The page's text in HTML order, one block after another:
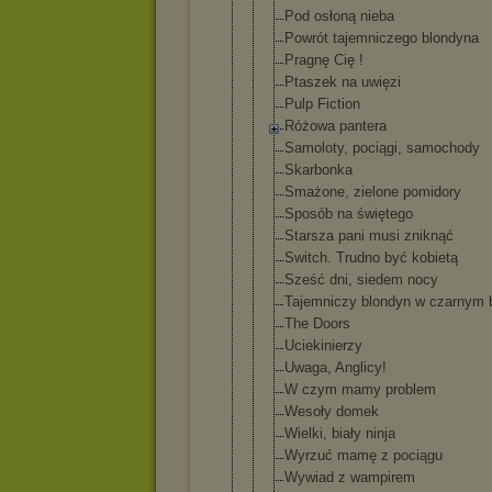
Pod osłoną nieba
Powrót tajemniczego blondyna
Pragnę Cię !
Ptaszek na uwięzi
Pulp Fiction
Różowa pantera
Samoloty, pociągi, samochody
Skarbonka
Smażone, zielone pomidory
Sposób na świętego
Starsza pani musi zniknąć
Switch. Trudno być kobietą
Sześć dni, siedem nocy
Tajemniczy blondyn w czarnym
The Doors
Uciekinierzy
Uwaga, Anglicy!
W czym mamy problem
Wesoły domek
Wielki, biały ninja
Wyrzuć mamę z pociągu
Wywiad z wampirem